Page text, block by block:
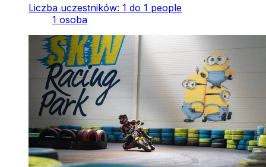
Liczba uczestników: 1 do 1 people
1 osoba